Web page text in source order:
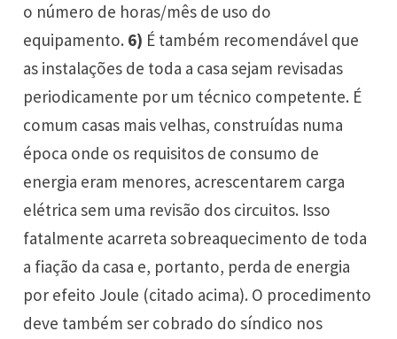
o número de horas/mês de uso do
equipamento. 6) É também recomendável que
as instalações de toda a casa sejam revisadas
periodicamente por um técnico competente. É
comum casas mais velhas, construídas numa
época onde os requisitos de consumo de
energia eram menores, acrescentarem carga
elétrica sem uma revisão dos circuitos. Isso
fatalmente acarreta sobreaquecimento de toda
a fiação da casa e, portanto, perda de energia
por efeito Joule (citado acima). O procedimento
deve também ser cobrado do síndico nos